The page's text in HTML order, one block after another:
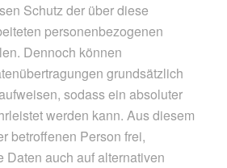
Schutz der über diese
personenbezogenen
Dennoch können
grundsätzlich
sodass ein absoluter
werden kann. Aus diesem
betroffenen Person frei,
Daten auch auf alternativen